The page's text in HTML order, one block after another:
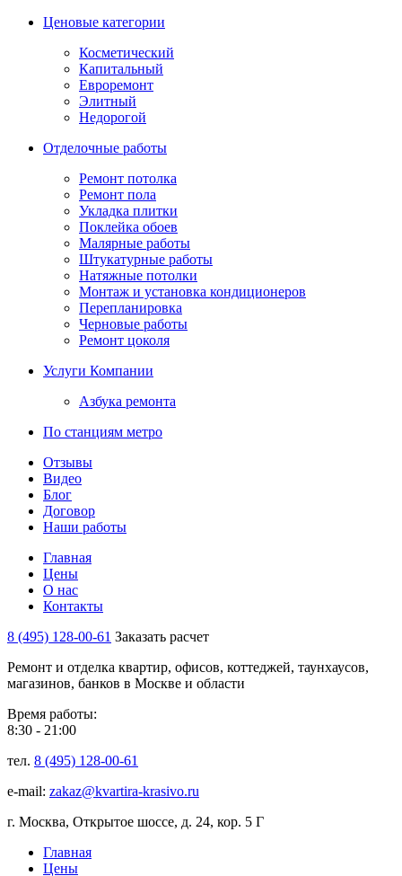
Ценовые категории
Косметический
Капитальный
Евроремонт
Элитный
Недорогой
Отделочные работы
Ремонт потолка
Ремонт пола
Укладка плитки
Поклейка обоев
Малярные работы
Штукатурные работы
Натяжные потолки
Монтаж и установка кондиционеров
Перепланировка
Черновые работы
Ремонт цоколя
Услуги Компании
Азбука ремонта
По станциям метро
Отзывы
Видео
Блог
Договор
Наши работы
Главная
Цены
О нас
Контакты
8 (495) 128-00-61 Заказать расчет
Ремонт и отделка квартир, офисов, коттеджей, таунхаусов,
магазинов, банков в Москве и области
Время работы:
8:30 - 21:00
тел. 8 (495) 128-00-61
e-mail: zakaz@kvartira-krasivo.ru
г. Москва, Открытое шоссе, д. 24, кор. 5 Г
Главная
Цены